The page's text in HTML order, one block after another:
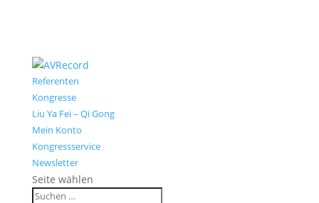
Referenten
Kongresse
Liu Ya Fei – Qi Gong
Mein Konto
Kongressservice
Newsletter
Seite wählen